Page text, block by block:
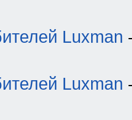
Luxman
Luxman